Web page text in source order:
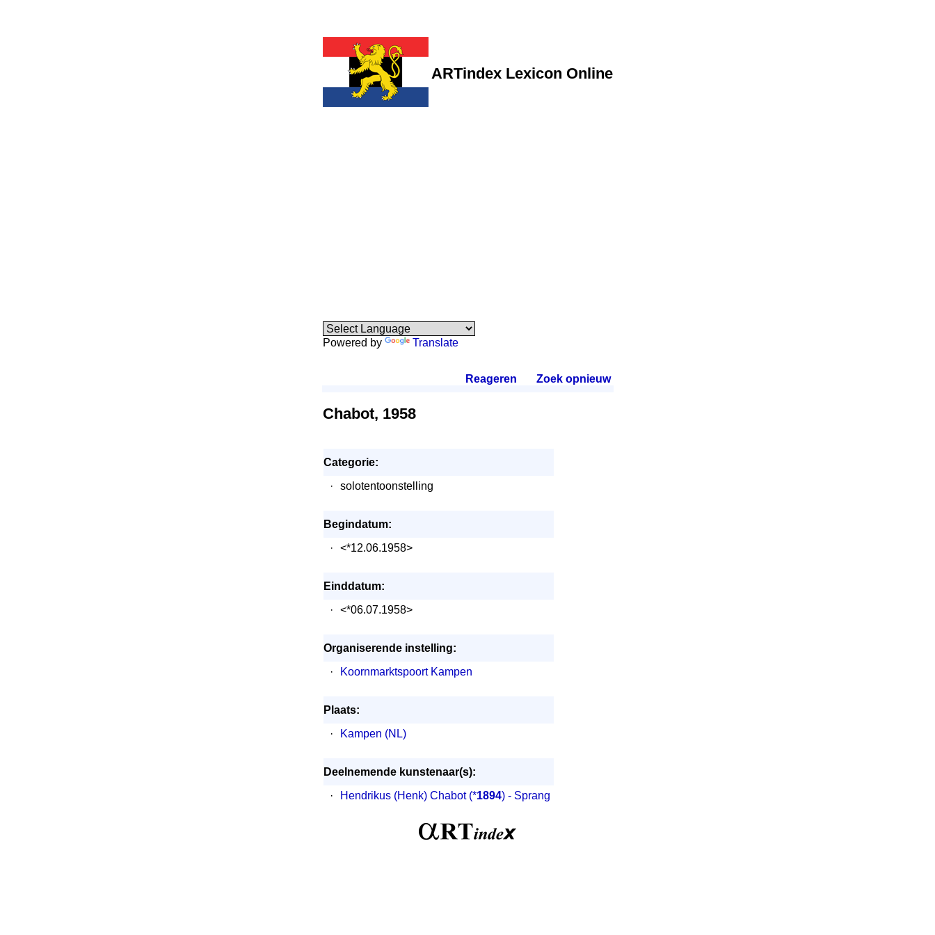
ARTindex Lexicon Online
Powered by Translate
Reageren Zoek opnieuw.
Chabot, 1958
Categorie:
·
solotentoonstelling
Begindatum:
·
<*12.06.1958>
Einddatum:
·
<*06.07.1958>
Organiserende instelling:
·
Koornmarktspoort Kampen
Plaats:
·
Kampen (NL)
Deelnemende kunstenaar(s):
·
Hendrikus (Henk) Chabot (*1894) - Sprang